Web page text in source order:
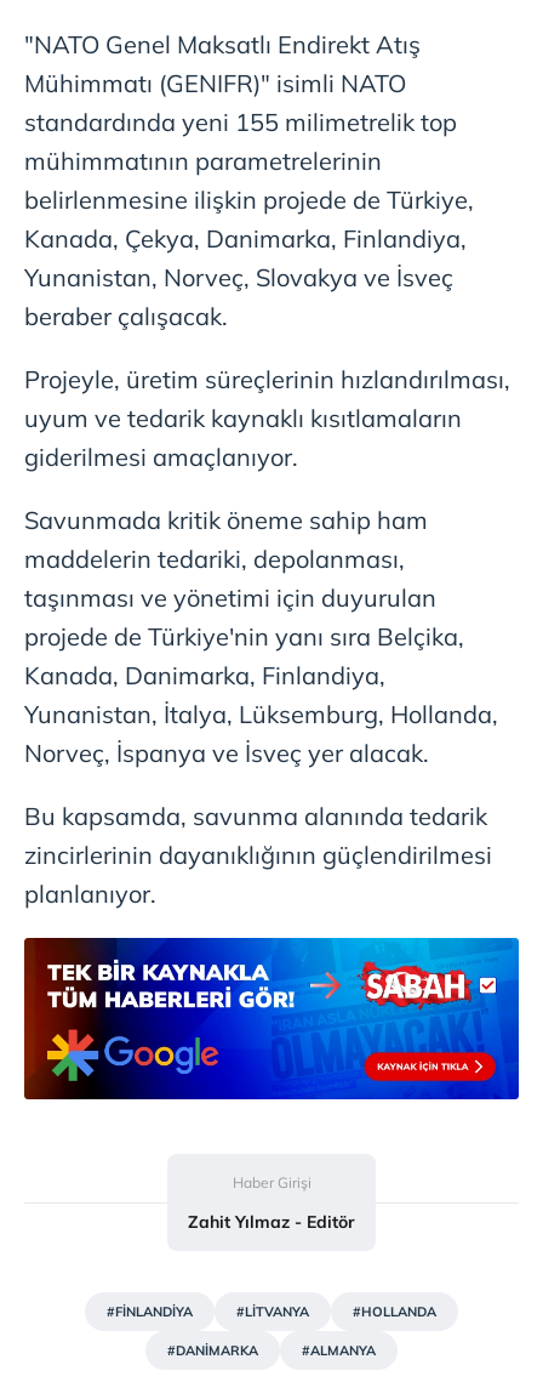
Çerezlere ilişkin tercihlerinizi aşağıda yer alan panel
vasıtasıyla belirleyebilirsiniz. Çerezlere ilişkin detaylı bilgi
için Ayarlar butonuna tıklayabilir,
Çerez Bilgilendirme
Metnimizi ziyaret edebilirsiniz.
6698 sayılı Kişisel Verilerin Korunması Kanunu uyarınca
hazırlanmış Aydınlatma Metnimizi okumak ve sitemizde
ilgili mevzuata uygun olarak kullanılan çerezlerle ilgili bilgi
almak için lütfentıklayınız.
"NATO Genel Maksatlı Endirekt Atış
Mühimmatı (GENIFR)" isimli NATO
standardında yeni 155 milimetrelik top
mühimmatının parametrelerinin
belirlenmesine ilişkin projede de Türkiye,
Kanada, Çekya, Danimarka, Finlandiya,
Yunanistan, Norveç, Slovakya ve İsveç
beraber çalışacak.
Projeyle, üretim süreçlerinin hızlandırılması,
uyum ve tedarik kaynaklı kısıtlamaların
giderilmesi amaçlanıyor.
Savunmada kritik öneme sahip ham
maddelerin tedariki, depolanması,
taşınması ve yönetimi için duyurulan
projede de Türkiye'nin yanı sıra Belçika,
Kanada, Danimarka, Finlandiya,
Yunanistan, İtalya, Lüksemburg, Hollanda,
Norveç, İspanya ve İsveç yer alacak.
Bu kapsamda, savunma alanında tedarik
zincirlerinin dayanıklığının güçlendirilmesi
planlanıyor.
Haber Girişi
Zahit Yılmaz - Editör
#FİNLANDİYA #LİTVANYA #HOLLANDA
#DANİMARKA #ALMANYA